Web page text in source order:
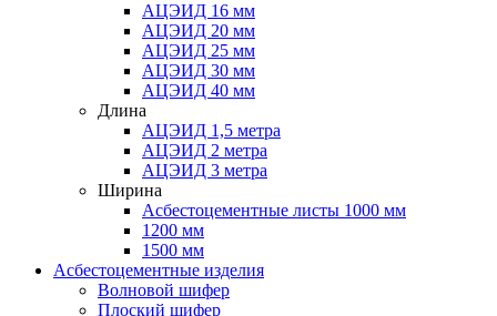
АЦЭИД 16 мм
АЦЭИД 20 мм
АЦЭИД 25 мм
АЦЭИД 30 мм
АЦЭИД 40 мм
Длина
АЦЭИД 1,5 метра
АЦЭИД 2 метра
АЦЭИД 3 метра
Ширина
Асбестоцементные листы 1000 мм
1200 мм
1500 мм
Асбестоцементные изделия
Волновой шифер
Плоский шифер